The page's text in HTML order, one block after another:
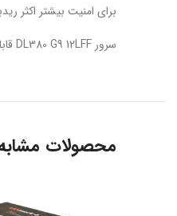
برای امنیت بیشتر اکثر
سرور DL380 G9 12LFF قابلیت نصب سیستم عامل های سروری از قبیل Windows , Linux و Virtualization را پشتیبانی می کند.
محصولات